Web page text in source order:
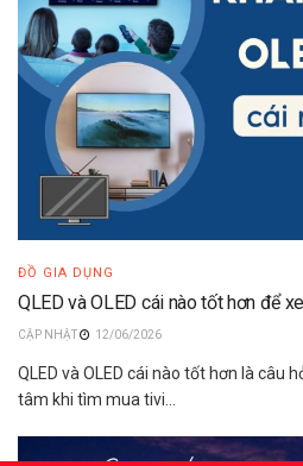
ĐỒ GIA DỤNG
QLED và OLED cái nào tốt hơn để
12/06/2026
QLED và OLED cái nào tốt hơn là câu
tâm khi tìm mua tivi...